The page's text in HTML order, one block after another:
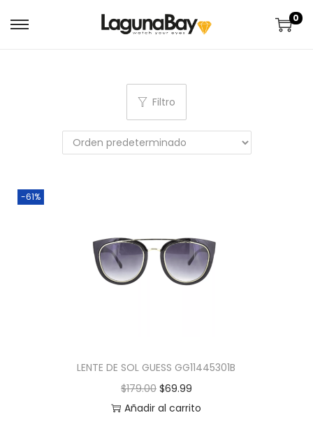
0
Filtro
-61%
LENTE DE SOL GUESS GG11445301B
$179.00 $69.99
Añadir al carrito